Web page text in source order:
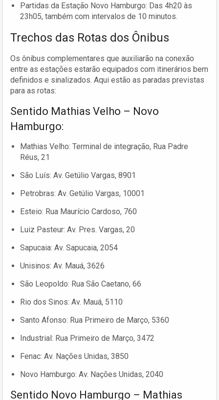
Partidas da Estação Novo Hamburgo: Das 4h20 às
23h05, também com intervalos de 10 minutos.
Trechos das Rotas dos Ônibus
Os ônibus complementares que auxiliarão na conexão
entre as estações estarão equipados com itinerários bem
definidos e sinalizados. Aqui estão as paradas previstas
para as rotas:
Sentido Mathias Velho – Novo
Hamburgo:
Mathias Velho: Terminal de integração, Rua Padre
Réus, 21
São Luís: Av. Getúlio Vargas, 8901
Petrobras: Av. Getúlio Vargas, 10001
Esteio: Rua Maurício Cardoso, 760
Luiz Pasteur: Av. Pres. Vargas, 20
Sapucaia: Av. Sapucaia, 2054
Unisinos: Av. Mauá, 3626
São Leopoldo: Rua São Caetano, 66
Rio dos Sinos: Av. Mauá, 5110
Santo Afonso: Rua Primeiro de Março, 5360
Industrial: Rua Primeiro de Março, 3472
Fenac: Av. Nações Unidas, 3850
Novo Hamburgo: Av. Nações Unidas, 2040
Sentido Novo Hamburgo – Mathias